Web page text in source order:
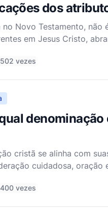
dos
Novo Testamento, não
em Jesus Cristo,
vezes
cristã se alinha com
cuidadosa,
vezes